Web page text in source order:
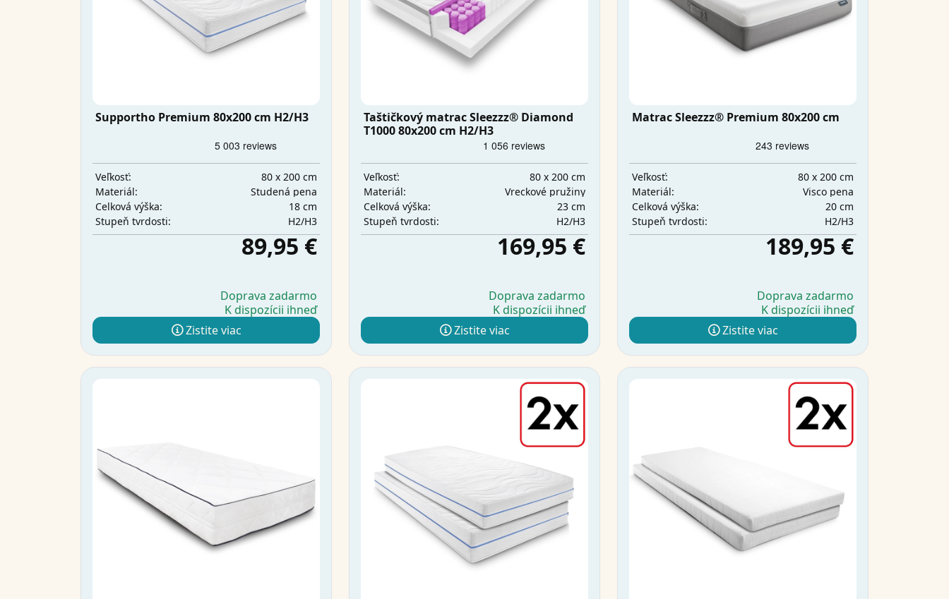
Supportho Premium 80x200 cm H2/H3
Veľkosť:
80 x 200 cm
Materiál:
Studená pena
Celková výška:
18 cm
Stupeň tvrdosti:
H2/H3
89,95 €
Doprava zadarmo
K dispozícii ihneď
Zistite viac
Taštičkový matrac Sleezzz® Diamond
T1000 80x200 cm H2/H3
Veľkosť:
80 x 200 cm
Materiál:
Vreckové pružiny
Celková výška:
23 cm
Stupeň tvrdosti:
H2/H3
169,95 €
Doprava zadarmo
K dispozícii ihneď
Zistite viac
Matrac Sleezzz® Premium 80x200 cm
Veľkosť:
80 x 200 cm
Materiál:
Visco pena
Celková výška:
20 cm
Stupeň tvrdosti:
H2/H3
189,95 €
Doprava zadarmo
K dispozícii ihneď
Zistite viac